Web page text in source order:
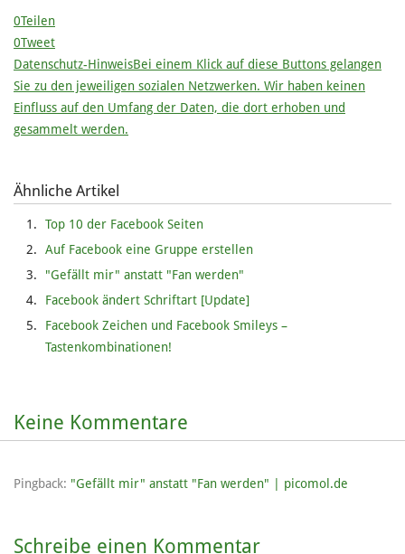
0Teilen
0Tweet
Datenschutz-HinweisBei einem Klick auf diese Buttons gelangen
Sie zu den jeweiligen sozialen Netzwerken. Wir haben keinen
Einfluss auf den Umfang der Daten, die dort erhoben und
gesammelt werden.
Ähnliche Artikel
Top 10 der Facebook Seiten
Auf Facebook eine Gruppe erstellen
"Gefällt mir" anstatt "Fan werden"
Facebook ändert Schriftart [Update]
Facebook Zeichen und Facebook Smileys –
Tastenkombinationen!
Keine Kommentare
Pingback: "Gefällt mir" anstatt "Fan werden" | picomol.de
Schreibe einen Kommentar